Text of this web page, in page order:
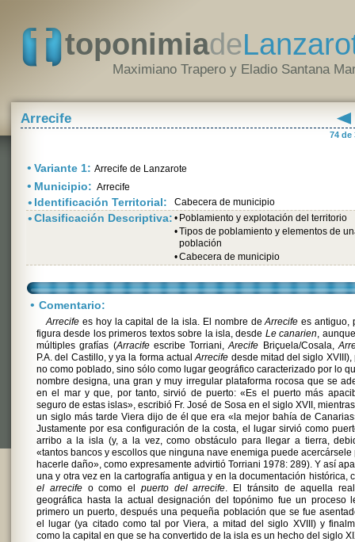
toponimiade
Maximiano Trapero y Eladio Santana
Arrecife
74 de
• Variante 1: Arrecife de Lanzarote
• Municipio: Arrecife
• Identificación Territorial: Cabecera de municipio
•Clasificación Descriptiva: • Poblamiento y explotación del territorio
•Tipos de poblamiento y elementos de
población
•Cabecera de municipio
• Comentario:
Arrecife es hoy la capital de la isla. El nombre deArrecife es antiguo,
figura desde los primeros textos sobre la isla, desde Le canarien,
múltiples grafías (Arracifeescribe Torriani,Arecife Briçuela/Cosala,
P.A. del Castillo, y ya la forma actualArrecife desde mitad del siglo XVIII),
no como poblado, sino sólo como lugar geográfico caracterizado por lo
nombre designa, una gran y muy irregular plataforma rocosa que se
en el mar y que, por tanto, sirvió de puerto: «Es el puerto más
seguro de estas islas», escribió Fr. José de Sosa en el siglo XVII,
un siglo más tarde Viera dijo de él que era «la mejor bahía de
Justamente por esa configuración de la costa, el lugar sirvió como
arribo a la isla (y, a la vez, como obstáculo para llegar a tierra,
«tantos bancos y escollos que ninguna nave enemiga puede acercársele
hacerle daño», como expresamente advirtió Torriani 1978: 289). Y así
una y otra vez en la cartografía antigua y en la documentación histórica,
el arrecifeo como el puerto del arrecife. El tránsito de aquella
geográfica hasta la actual designación del topónimo fue un proceso
primero un puerto, después una pequeña población que se fue
el lugar (ya citado como tal por Viera, a mitad del siglo XVIII) y
como la capital en que se ha convertido de la isla es un hecho del siglo